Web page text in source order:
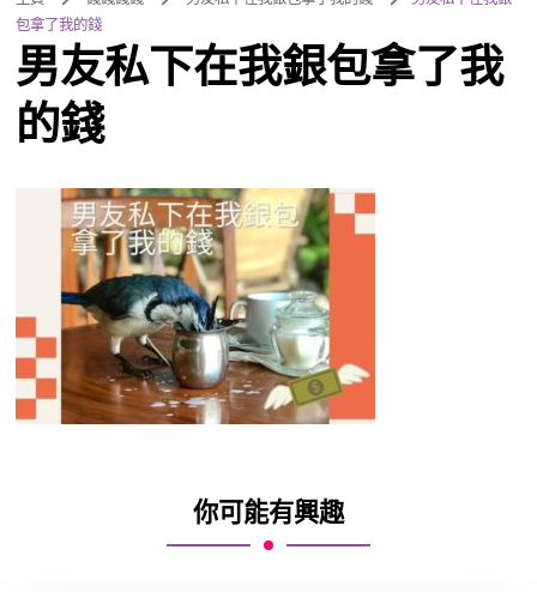
包拿了我的錢
男友私下在我銀包拿了我
的錢
你可能有興趣